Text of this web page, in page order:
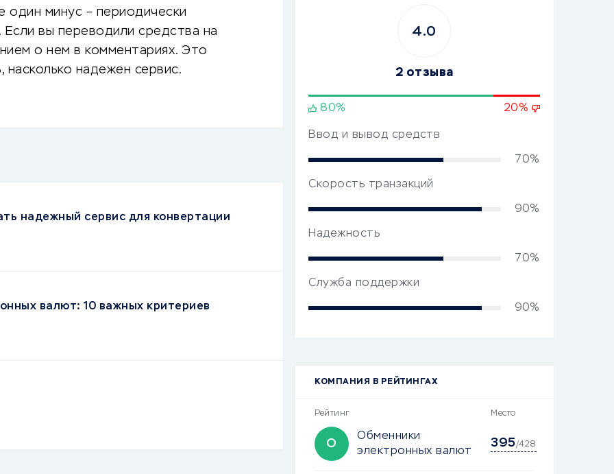
один минус – периодически
вы переводили средства на
о нем в комментариях. Это
надежен сервис.
надежный сервис для конвертации
валют: 10 важных критериев
4.0
2 отзыва
80% 20%
Ввод и вывод средств
70%
Скорость транзакций
90%
Надежность
70%
Служба поддержки
90%
КОМПАНИЯ В РЕЙТИНГАХ
Рейтинг Место
О
Обменники
электронных валют
395/428